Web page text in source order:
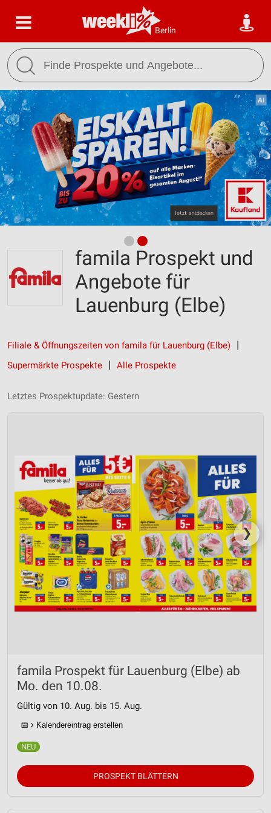
Berlin
famila Prospekt und
Angebote für
Lauenburg (Elbe)
Filiale & Öffnungszeiten von famila für Lauenburg (Elbe)
Supermärkte Prospekte
Alle Prospekte
Letztes Prospektupdate: Gestern
❯
famila Prospekt für Lauenburg (Elbe) ab
Mo. den 10.08.
Gültig von 10. Aug. bis 15. Aug.
📅 Kalendereintrag erstellen
PROSPEKT BLÄTTERN